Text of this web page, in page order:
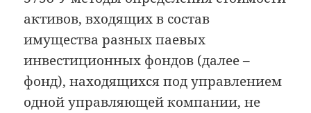
активов, входящих в состав
имущества разных паевых
инвестиционных фондов (далее –
фонд), находящихся под управлением
одной управляющей компании, не